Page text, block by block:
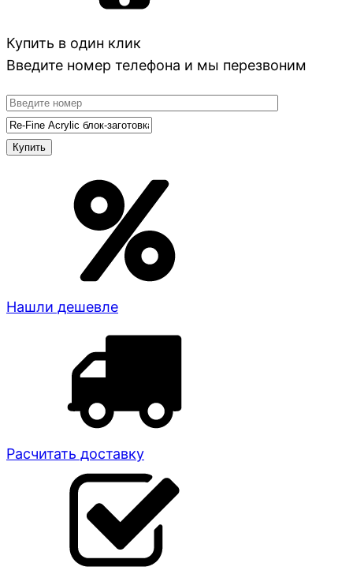
Купить в один клик
Введите номер телефона и мы перезвоним
Нашли дешевле
Расчитать доставку